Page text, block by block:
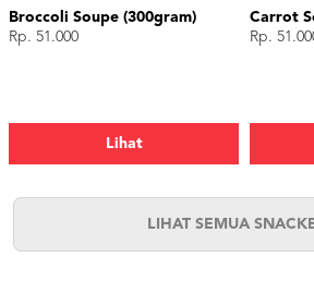
Broccoli Soupe (300gram)
Rp. 51.000
Lihat
Carrot
Rp.
LIHAT SEMUA